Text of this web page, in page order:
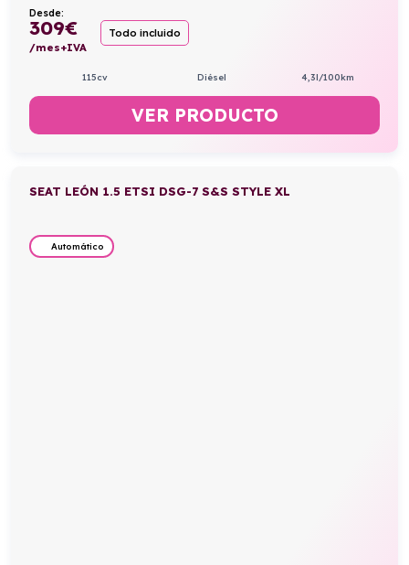
Desde:
309€
/mes+IVA
Todo incluido
115cv Diésel 4,3l/100km
VER PRODUCTO
SEAT LEÓN 1.5 ETSI DSG-7 S&S STYLE XL
Automático